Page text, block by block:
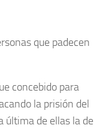
que padecen
concebido para
la prisión del
última de ellas la de